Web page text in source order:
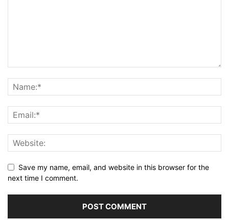
Save my name, email, and website in this browser for the
next time I comment.